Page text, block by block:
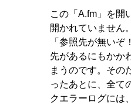
この「A.fm」を開
開かれていません
「参照先が無い
先があるにもかか
まうのです。その
ったあとに、全て
クエラーログには